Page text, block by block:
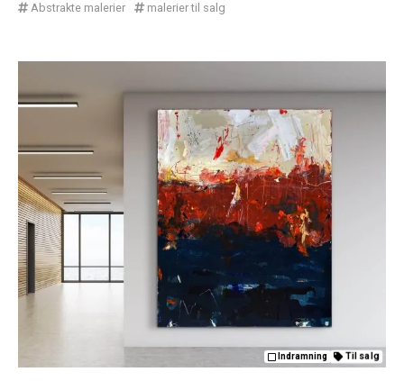
Abstrakte malerier malerier til salg
Indramning Til salg